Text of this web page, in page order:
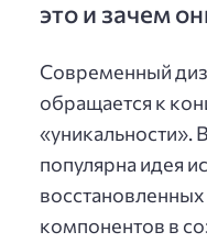
это и зачем
Современный
обращается к
«уникальности».
популярна идея
компонентов в